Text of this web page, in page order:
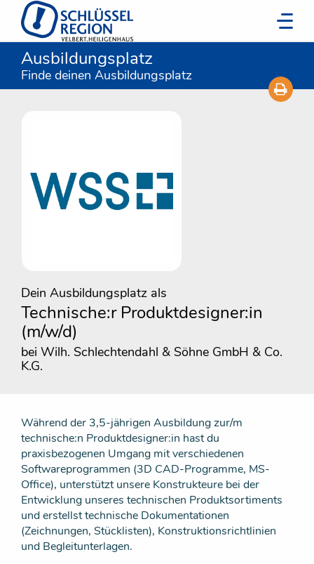
Ausbildungsplatz
Finde deinen Ausbildungsplatz
Dein Ausbildungsplatz als
Technische:r Produktdesigner:in
(m/w/d)
bei Wilh. Schlechtendahl & Söhne GmbH & Co.
K.G.
Während der 3,5-jährigen Ausbildung zur/m
technische:n Produktdesigner:in hast du
praxisbezogenen Umgang mit verschiedenen
Softwareprogrammen (3D CAD-Programme, MS-
Office), unterstützt unsere Konstrukteure bei der
Entwicklung unseres technischen Produktsortiments
und erstellst technische Dokumentationen
(Zeichnungen, Stücklisten), Konstruktionsrichtlinien
und Begleitunterlagen.